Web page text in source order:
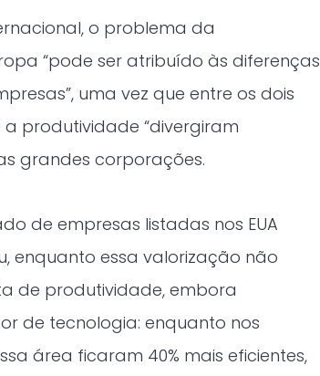
o problema da
“pode ser atribuído às diferenças
uma vez que entre os dois
produtividade “divergiram
grandes corporações.
de empresas listadas nos EUA
enquanto essa valorização não
de produtividade, embora
de tecnologia: enquanto nos
área ficaram 40% mais eficientes,